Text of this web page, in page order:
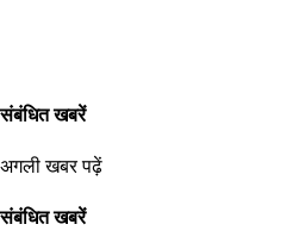
संबंधित खबरें
अगली खबर पढ़ें
संबंधित खबरें